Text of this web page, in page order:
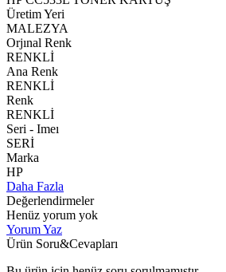
Üretim Yeri
MALEZYA
Orjınal Renk
RENKLİ
Ana Renk
RENKLİ
Renk
RENKLİ
Seri - Imeı
SERİ
Marka
HP
Daha Fazla
Değerlendirmeler
Henüz yorum yok
Yorum Yaz
Ürün Soru&Cevapları